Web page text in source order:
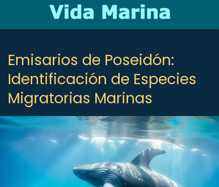
Emisarios de Poseidón:
Identificación de Especies
Migratorias Marinas